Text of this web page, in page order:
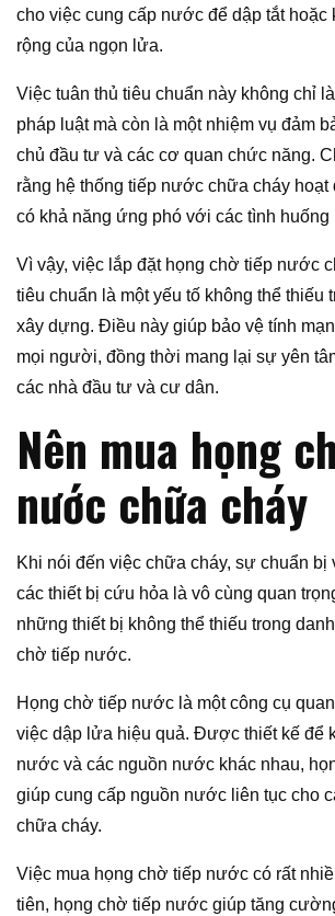
cho việc cung cấp nước để dập tắt hoặc
rộng của ngọn lửa.
Việc tuân thủ tiêu chuẩn này không chỉ
pháp luật mà còn là một nhiệm vụ đảm
chủ đầu tư và các cơ quan chức năng.
rằng hệ thống tiếp nước chữa cháy hoạt
có khả năng ứng phó với các tình huống
Vì vậy, việc lắp đặt họng chờ tiếp nước
tiêu chuẩn là một yếu tố không thể thiếu
xây dựng. Điều này giúp bảo vệ tính
mọi người, đồng thời mang lại sự yên
các nhà đầu tư và cư dân.
Nên mua họng
nước chữa cháy
Khi nói đến việc chữa cháy, sự chuẩn bị
các thiết bị cứu hỏa là vô cùng quan
những thiết bị không thể thiếu trong
chờ tiếp nước.
Họng chờ tiếp nước là một công cụ
việc dập lửa hiệu quả. Được thiết kế để
nước và các nguồn nước khác nhau,
giúp cung cấp nguồn nước liên tục cho
chữa cháy.
Việc mua họng chờ tiếp nước có rất
tiên, họng chờ tiếp nước giúp tăng